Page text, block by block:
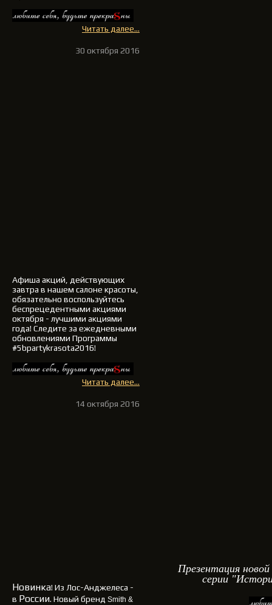
Читать далее...
30 октября 2016
Афиша акций, действующих
завтра в нашем салоне красоты,
обязательно воспользуйтесь
беспрецедентными акциями
октября - лучшими акциями
года! Следите за ежедневными
обновлениями Программы
#5bpartykrasota2016!
Читать далее...
14 октября 2016
Новинка! Из Лос-Анджелеса -
в России. Новый бренд Smith &
Презентация
серии